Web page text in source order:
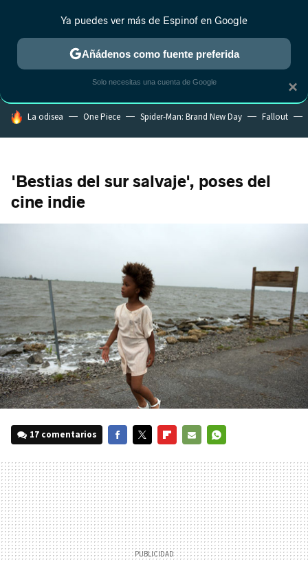
MENÚ NUEVO
ESTRENOS REALITY ANIME RANKINGS CINE
HOY SE HABLA DE
La odisea One Piece Spider-Man: Brand New Day Fallout
'Bestias del sur salvaje', poses del
cine indie
17 comentarios
MAIL
×
Ya puedes ver más de Espinof en Google
Añádenos como fuente preferida
Solo necesitas una cuenta de Google